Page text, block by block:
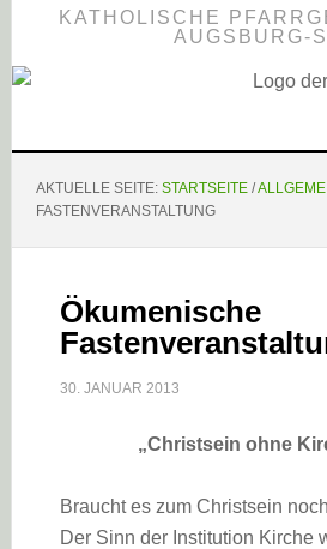
KATHOLISCHE
AUGSBURG-
AKTUELLE SEITE: STARTSEITE /
FASTENVERANSTALTUNG
Ökumenische
30. JANUAR 2013
„Christsein ohne
Braucht es zum Christsein
Der Sinn der Institution Kirche